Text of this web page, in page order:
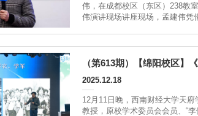
伟，在成都校区（东区）238教
伟演讲现场讲座现场，孟建伟凭
（第613期）【绵阳校区】
2025.12.18
12月11日晚，西南财经大学天
教授，原校学术委员会会员、“